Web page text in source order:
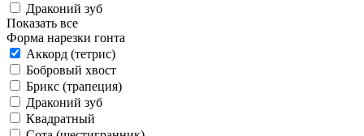
Драконий зуб
Показать все
Форма нарезки гонта
Аккорд (тетрис)
Бобровый хвост
Брикс (трапеция)
Драконий зуб
Квадратный